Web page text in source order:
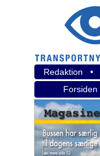
Redaktion •
Forsiden